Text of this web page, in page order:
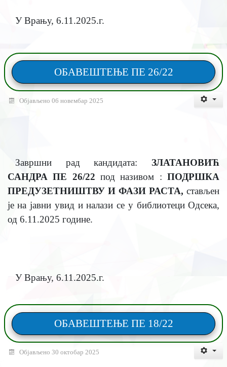
У Врању, 6.11.2025.г.
ОБАВЕШТЕЊЕ ПЕ 26/22
Објављено 06 новембар 2025
Завршни рад кандидата: ЗЛАТАНОВИЋ
САНДРА ПЕ 26/22 под називом :ПОДРШКА
ПРЕДУЗЕТНИШТВУ И ФАЗИ РАСТА,стављен
је на јавни увид и налази се у библиотеци Одсека,
од 6.11.2025 године.
У Врању, 6.11.2025.г.
ОБАВЕШТЕЊЕ ПЕ 18/22
Објављено 30 октобар 2025